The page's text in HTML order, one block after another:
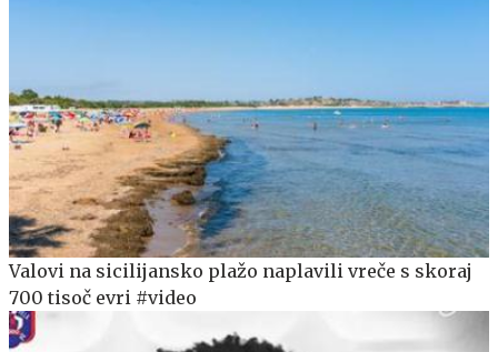
Valovi na sicilijansko plažo naplavili vreče s skoraj
700 tisoč evri #video